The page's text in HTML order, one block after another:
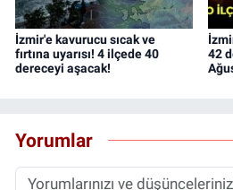
İzmir'e kavurucu sıcak ve
fırtına uyarısı! 4 ilçede 40
dereceyi aşacak!
42
Yorumlar